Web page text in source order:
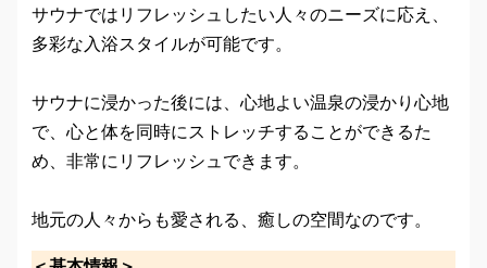
サウナではリフレッシュしたい人々のニーズに応え、
多彩な入浴スタイルが可能です。
サウナに浸かった後には、心地よい温泉の浸かり心地
で、心と体を同時にストレッチすることができるた
め、非常にリフレッシュできます。
地元の人々からも愛される、癒しの空間なのです。